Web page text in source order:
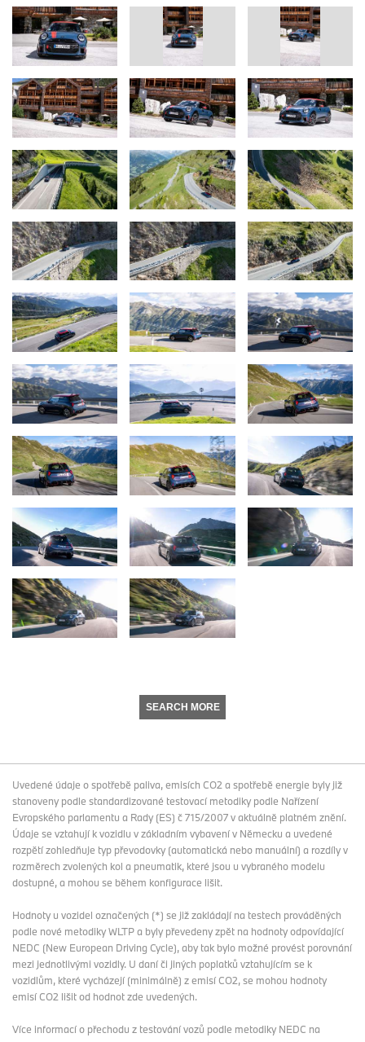
SEARCH MORE
Uvedené údaje o spotřebě paliva, emisích CO2 a spotřebě energie byly již
stanoveny podle standardizované testovací metodiky podle Nařízení
Evropského parlamentu a Rady (ES) č 715/2007 v aktuálně platném znění.
Údaje se vztahují k vozidlu v základním vybavení v Německu a uvedené
rozpětí zohledňuje typ převodovky (automatická nebo manuální) a rozdíly v
rozměrech zvolených kol a pneumatik, které jsou u vybraného modelu
dostupné, a mohou se během konfigurace lišit.
Hodnoty u vozidel označených (*) se již zakládají na testech prováděných
podle nové metodiky WLTP a byly převedeny zpět na hodnoty odpovídající
NEDC (New European Driving Cycle), aby tak bylo možné provést porovnání
mezi jednotlivými vozidly. U daní či jiných poplatků vztahujícím se k
vozidlům, které vycházejí (minimálně) z emisí CO2, se mohou hodnoty
emisí CO2 lišit od hodnot zde uvedených.
Více informací o přechodu z testování vozů podle metodiky NEDC na